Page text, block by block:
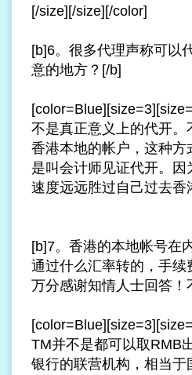
[/size][/size][/color]
[b]6。很多代理声称可以
意的地方？[/b]
不是真正意义上的代开
香港本地的帐户，这种
是叫会计师见证代开。
速度远远胜过自己过去
[b]7。香港的本地帐号在
通过什么汇率转的，手
万分感谢知情人士回答！
TM并不是都可以取RMB
银行的联营机构，相当